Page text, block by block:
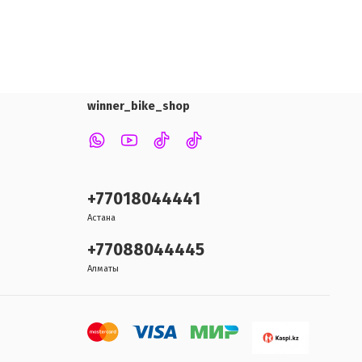
winner_bike_shop
+77018044441
Астана
+77088044445
Алматы